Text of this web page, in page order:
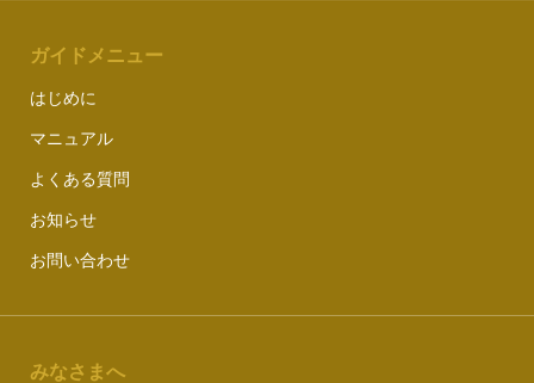
ガイドメニュー
はじめに
マニュアル
よくある質問
お知らせ
お問い合わせ
みなさまへ